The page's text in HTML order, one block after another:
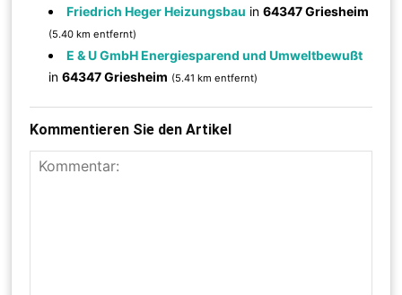
Friedrich Heger Heizungsbau in64347 Griesheim
(5.40 km entfernt)
E & U GmbH Energiesparend und Umweltbewußt
in64347 Griesheim (5.41 km entfernt)
Kommentieren Sie den Artikel